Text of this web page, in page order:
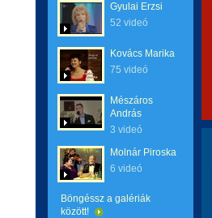
Gyulai Erzsi
52 videó
Kovács Marika
75 videó
Mészáros
András
3 videó
Molnár Piroska
6 videó
Böngéssz a galériák
között!